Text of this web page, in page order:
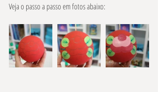
Veja o passo a passo em fotos abaixo: